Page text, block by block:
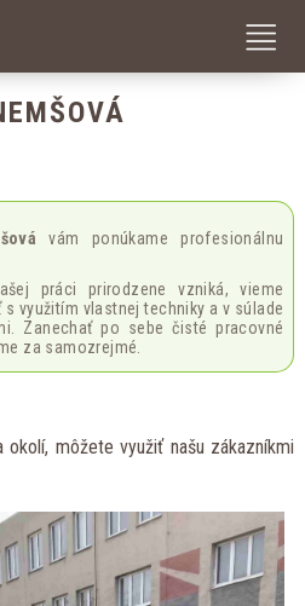
vám ponúkame profesionálnu
práci prirodzene vzniká, vieme
využitím vlastnej techniky a v súlade
Zanechať po sebe čisté pracovné
za samozrejmé.
okolí, môžete využiť našu zákazníkmi